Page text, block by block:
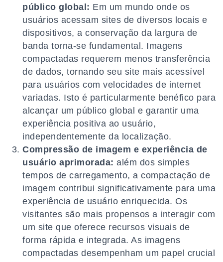
público global: Em um mundo onde os
usuários acessam sites de diversos locais e
dispositivos, a conservação da largura de
banda torna-se fundamental. Imagens
compactadas requerem menos transferência
de dados, tornando seu site mais acessível
para usuários com velocidades de internet
variadas. Isto é particularmente benéfico para
alcançar um público global e garantir uma
experiência positiva ao usuário,
independentemente da localização.
Compressão de imagem e experiência de
usuário aprimorada: além dos simples
tempos de carregamento, a compactação de
imagem contribui significativamente para uma
experiência de usuário enriquecida. Os
visitantes são mais propensos a interagir com
um site que oferece recursos visuais de
forma rápida e integrada. As imagens
compactadas desempenham um papel crucial